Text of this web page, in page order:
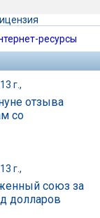
ресурсы
г.,
отзыва
со
г.,
союз за
долларов